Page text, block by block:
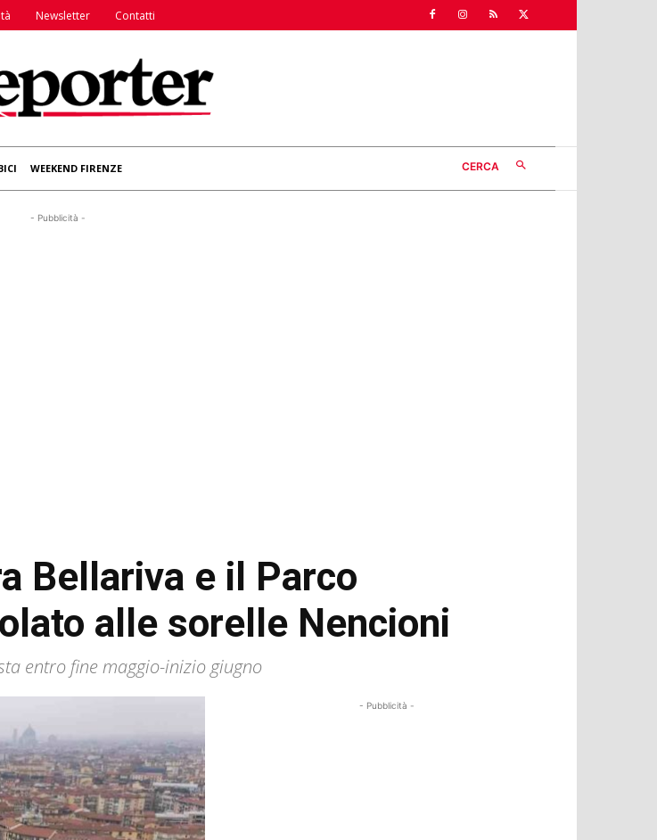
Newsletter Contatti
WEEKEND FIRENZE CERCA
- Pubblicità -
Bellariva e il Parco
alle sorelle Nencioni
entro fine maggio-inizio giugno
- Pubblicità -